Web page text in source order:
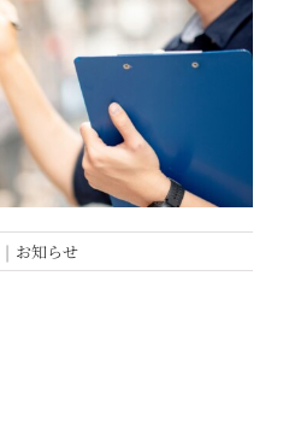
| お知らせ